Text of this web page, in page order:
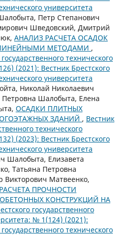
университета
Петр Степанович
Шведовский, Дмитрий
АНАЛИЗ РАСЧЕТА ОСАДОК
МЕТОДАМИ ,
технического
(2021): Вестник Брестского
университета
Николай Николаевич
Шалобыта, Елена
ОСАДКИ ПЛИТНЫХ
ЗДАНИЙ , Вестник
технического
(2023): Вестник Брестского
университета
Шалобыта, Елизавета
Татьяна Петровна
Матвеенко,
ПРОЧНОСТИ
КОНСТРУКЦИЙ НА
государственного
№ 1(124) (2021):
технического